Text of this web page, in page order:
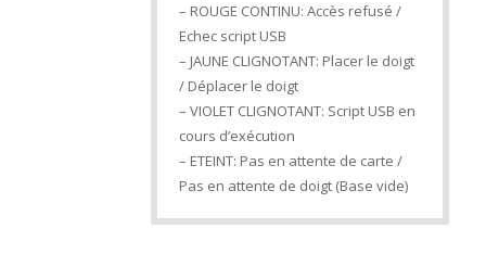
– ROUGE CONTINU: Accès refusé /
Echec script USB
– JAUNE CLIGNOTANT: Placer le doigt
/ Déplacer le doigt
– VIOLET CLIGNOTANT: Script USB en
cours d’exécution
– ETEINT: Pas en attente de carte /
Pas en attente de doigt (Base vide)